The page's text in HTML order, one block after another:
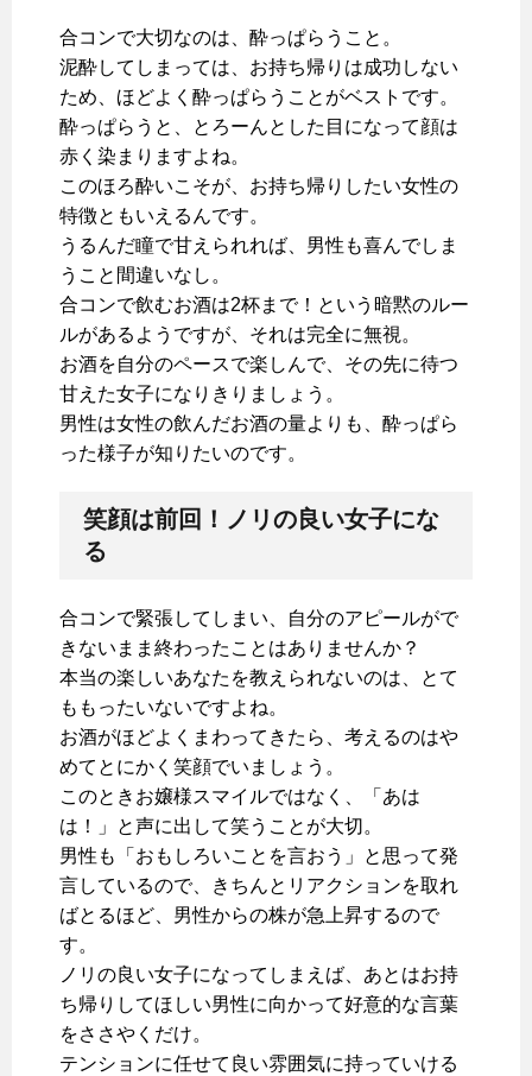
合コンで大切なのは、酔っぱらうこと。
泥酔してしまっては、お持ち帰りは成功しない
ため、ほどよく酔っぱらうことがベストです。
酔っぱらうと、とろーんとした目になって顔は
赤く染まりますよね。
このほろ酔いこそが、お持ち帰りしたい女性の
特徴ともいえるんです。
うるんだ瞳で甘えられれば、男性も喜んでしま
うこと間違いなし。
合コンで飲むお酒は2杯まで！という暗黙のルー
ルがあるようですが、それは完全に無視。
お酒を自分のペースで楽しんで、その先に待つ
甘えた女子になりきりましょう。
男性は女性の飲んだお酒の量よりも、酔っぱら
った様子が知りたいのです。
笑顔は前回！ノリの良い女子にな
る
合コンで緊張してしまい、自分のアピールがで
きないまま終わったことはありませんか？
本当の楽しいあなたを教えられないのは、とて
ももったいないですよね。
お酒がほどよくまわってきたら、考えるのはや
めてとにかく笑顔でいましょう。
このときお嬢様スマイルではなく、「あは
は！」と声に出して笑うことが大切。
男性も「おもしろいことを言おう」と思って発
言しているので、きちんとリアクションを取れ
ばとるほど、男性からの株が急上昇するので
す。
ノリの良い女子になってしまえば、あとはお持
ち帰りしてほしい男性に向かって好意的な言葉
をささやくだけ。
テンションに任せて良い雰囲気に持っていける